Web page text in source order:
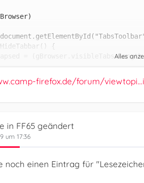
Alles
firefox.de/forum/
in FF65 geändert
um 17:36
noch einen Eintrag für